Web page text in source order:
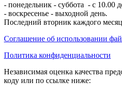
- понедельник - суббота - с 10.00
- воскресенье - выходной день.
Последний вторник каждого
Соглашение об использовании
Политика конфиденциальности
Независимая оценка качества
коду или по ссылке ниже: